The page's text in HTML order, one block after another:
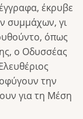
έκρυβε
συμμάχων, γι
όπως
ο Οδυσσέας
την
για τη Μέση